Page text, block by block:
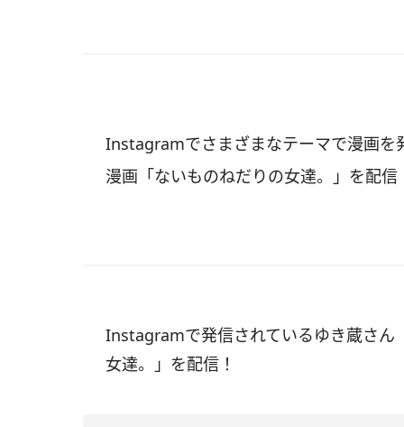
Instagramでさまざまなテーマで漫画を
漫画「ないものねだりの女達。」を配信
Instagramで発信されているゆき蔵さん
女達。」を配信！